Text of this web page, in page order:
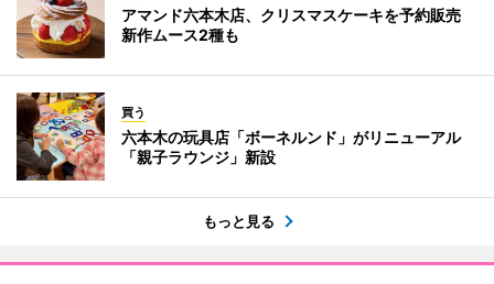
アマンド六本木店、クリスマスケーキを予約販売
新作ムース2種も
買う
六本木の玩具店「ボーネルンド」がリニューアル
「親子ラウンジ」新設
もっと見る